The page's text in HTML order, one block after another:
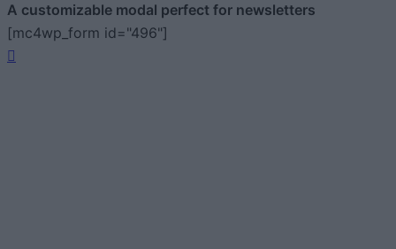
A customizable modal perfect for newsletters
[mc4wp_form id="496"]